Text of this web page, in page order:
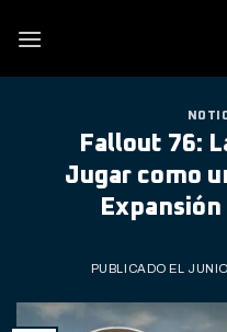
Fallout 76:
Jugar como
PUBLICADO EL